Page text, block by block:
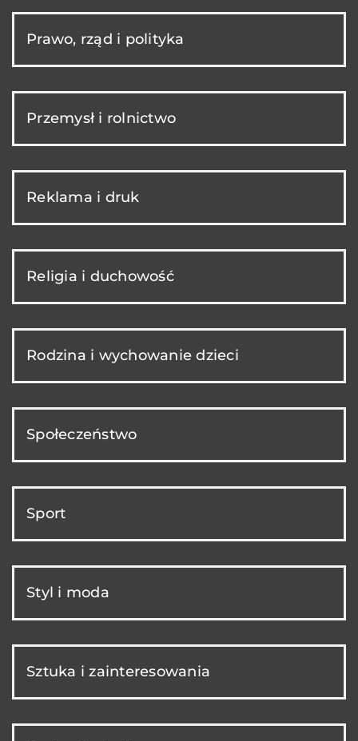
Prawo, rząd i polityka
Przemysł i rolnictwo
Reklama i druk
Religia i duchowość
Rodzina i wychowanie dzieci
Społeczeństwo
Sport
Styl i moda
Sztuka i zainteresowania